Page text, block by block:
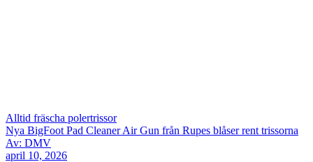
Alltid fräscha polertrissor
Nya BigFoot Pad Cleaner Air Gun från Rupes blåser rent trissorna
Av: DMV
april 10, 2026